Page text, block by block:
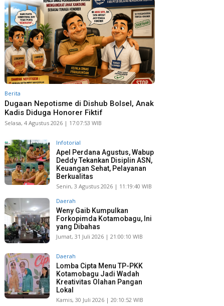
Berita
Dugaan Nepotisme di Dishub Bolsel, Anak
Kadis Diduga Honorer Fiktif
Selasa, 4 Agustus 2026 | 17:07:53 WIB
Infotorial
Apel Perdana Agustus, Wabup
Deddy Tekankan Disiplin ASN,
Keuangan Sehat, Pelayanan
Berkualitas
Senin, 3 Agustus 2026 | 11:19:40 WIB
Daerah
Weny Gaib Kumpulkan
Forkopimda Kotamobagu, Ini
yang Dibahas
Jumat, 31 Juli 2026 | 21:00:10 WIB
Daerah
Lomba Cipta Menu TP-PKK
Kotamobagu Jadi Wadah
Kreativitas Olahan Pangan
Lokal
Kamis, 30 Juli 2026 | 20:10:52 WIB